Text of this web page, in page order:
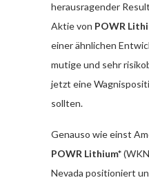
herausragender
Aktie von POWR
einer ähnlichen
mutige und sehr
jetzt eine
sollten.
Genauso wie einst
POWR Lithium*
Nevada positioniert